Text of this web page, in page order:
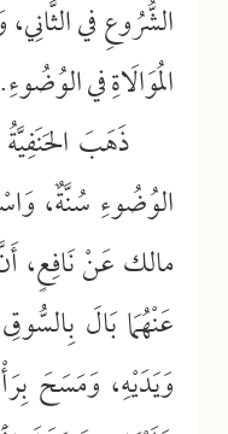
الشُّرُوعِ في
المُوَالَاةِ في الوُضُوءِ.
ذَهَبَ الحَنَفِيَّةُ
الوُضُوءِ سُنَّةٌ،
مالك عَنْ نَافِعٍ،
عَنْهُمَا بَالَ
وَيَدَيْهِ، وَمَسَحَ